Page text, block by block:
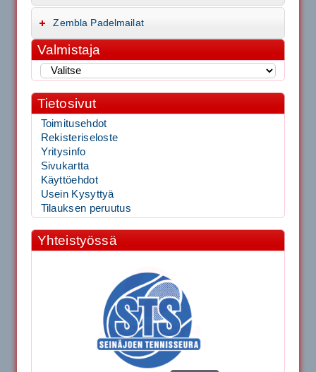
Zembla Padelmailat
Valmistaja
Tietosivut
Toimitusehdot
Rekisteriseloste
Yritysinfo
Sivukartta
Käyttöehdot
Usein Kysyttyä
Tilauksen peruutus
Yhteistyössä